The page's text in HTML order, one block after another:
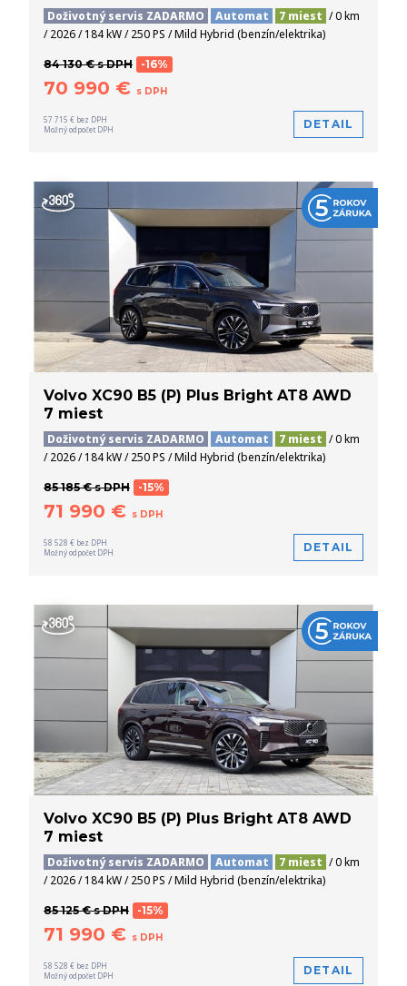
Doživotný servis ZADARMO Automat 7 miest / 0 km
/ 2026 / 184 kW / 250 PS / Mild Hybrid (benzín/elektrika)
84 130 € s DPH -16%
70 990 € s DPH
57 715 € bez DPH
Možný odpočet DPH
DETAIL
Volvo XC90 B5 (P) Plus Bright AT8 AWD
7 miest
Doživotný servis ZADARMO Automat 7 miest / 0 km
/ 2026 / 184 kW / 250 PS / Mild Hybrid (benzín/elektrika)
85 185 € s DPH -15%
71 990 € s DPH
58 528 € bez DPH
Možný odpočet DPH
DETAIL
Volvo XC90 B5 (P) Plus Bright AT8 AWD
7 miest
Doživotný servis ZADARMO Automat 7 miest / 0 km
/ 2026 / 184 kW / 250 PS / Mild Hybrid (benzín/elektrika)
85 125 € s DPH -15%
71 990 € s DPH
58 528 € bez DPH
Možný odpočet DPH
DETAIL